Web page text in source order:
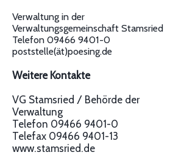
Verwaltung in der
Verwaltungsgemeinschaft Stamsried
Telefon 09466 9401-0
poststelle(ät)poesing.de
Weitere Kontakte
VG Stamsried / Behörde der
Verwaltung
Telefon 09466 9401-0
Telefax 09466 9401-13
www.stamsried.de